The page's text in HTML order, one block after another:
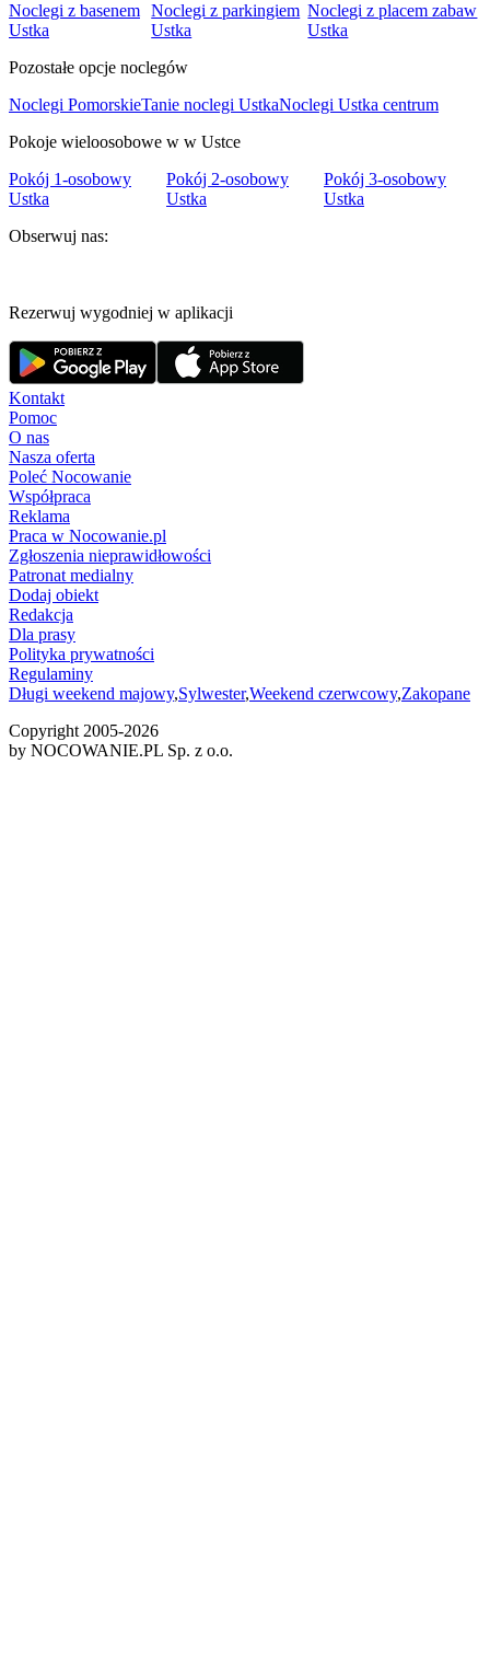
Noclegi z basenem
Ustka
Noclegi z parkingiem
Ustka
Noclegi z placem zabaw
Ustka
Pozostałe opcje noclegów
Noclegi PomorskieTanie noclegi UstkaNoclegi Ustka centrum
Pokoje wieloosobowe w w Ustce
Pokój 1-osobowy
Ustka
Pokój 2-osobowy
Ustka
Pokój 3-osobowy
Ustka
Obserwuj nas:
Rezerwuj wygodniej w aplikacji
Kontakt
Pomoc
O nas
Nasza oferta
Poleć Nocowanie
Współpraca
Reklama
Praca w Nocowanie.pl
Zgłoszenia nieprawidłowości
Patronat medialny
Dodaj obiekt
Redakcja
Dla prasy
Polityka prywatności
Regulaminy
Długi weekend majowy,Sylwester,Weekend czerwcowy,Zakopane
Copyright 2005-2026
by NOCOWANIE.PL Sp. z o.o.